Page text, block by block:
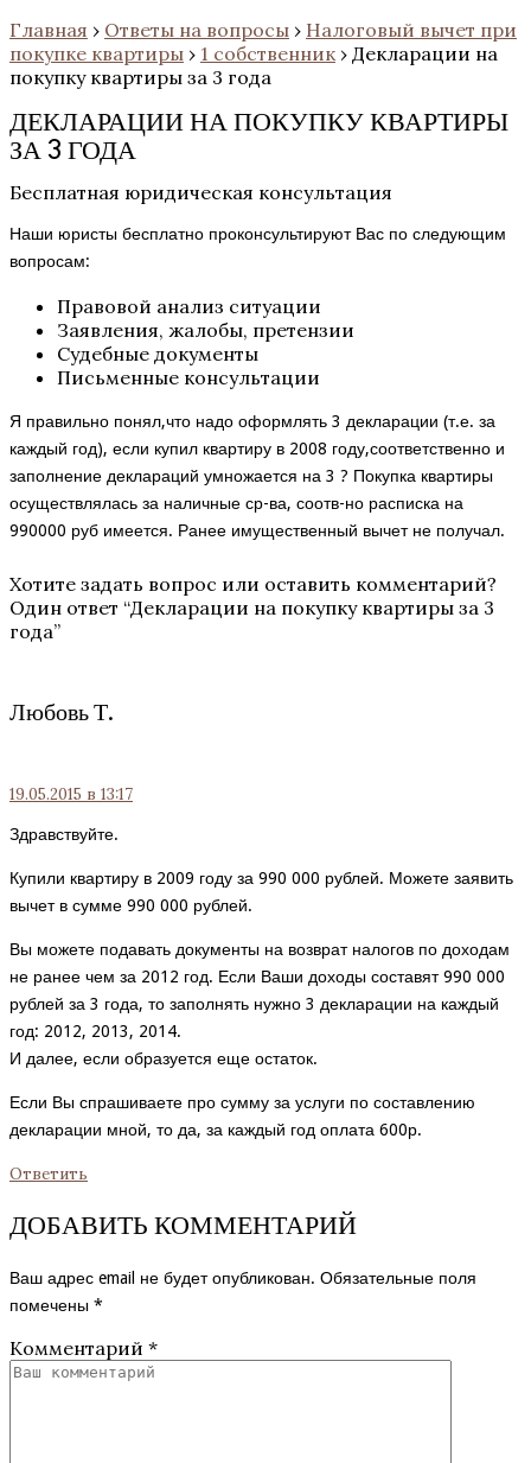
Главная › Ответы на вопросы › Налоговый вычет при
покупке квартиры › 1 собственник › Декларации на
покупку квартиры за 3 года
ДЕКЛАРАЦИИ НА ПОКУПКУ КВАРТИРЫ
ЗА 3 ГОДА
Бесплатная юридическая консультация
Наши юристы бесплатно проконсультируют Вас по следующим
вопросам:
Правовой анализ ситуации
Заявления, жалобы, претензии
Судебные документы
Письменные консультации
Я правильно понял,что надо оформлять 3 декларации (т.е. за
каждый год), если купил квартиру в 2008 году,соответственно и
заполнение деклараций умножается на 3 ? Покупка квартиры
осуществлялась за наличные ср-ва, соотв-но расписка на
990000 руб имеется. Ранее имущественный вычет не получал.
Хотите задать вопрос или оставить комментарий?
Один ответ “Декларации на покупку квартиры за 3
года”
Любовь Т.
19.05.2015 в 13:17
Здравствуйте.
Купили квартиру в 2009 году за 990 000 рублей. Можете заявить
вычет в сумме 990 000 рублей.
Вы можете подавать документы на возврат налогов по доходам
не ранее чем за 2012 год. Если Ваши доходы составят 990 000
рублей за 3 года, то заполнять нужно 3 декларации на каждый
год: 2012, 2013, 2014.
И далее, если образуется еще остаток.
Если Вы спрашиваете про сумму за услуги по составлению
декларации мной, то да, за каждый год оплата 600р.
Ответить
ДОБАВИТЬ КОММЕНТАРИЙ
Ваш адрес email не будет опубликован. Обязательные поля
помечены *
Комментарий *